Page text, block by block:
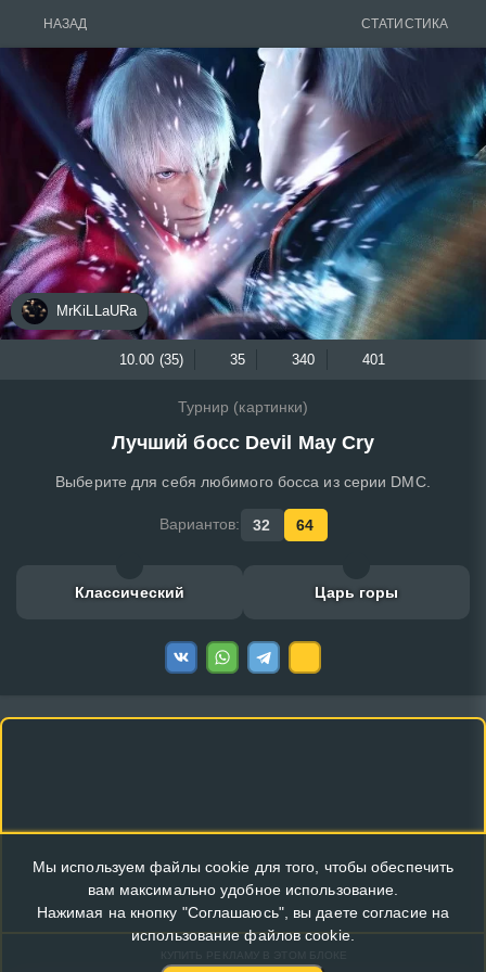
НАЗАД СТАТИСТИКА
MrKiLLaURa
10.00 (35) 35 340 401
Турнир (картинки)
Лучший босс Devil May Cry
Выберите для себя любимого босса из серии DMC.
Вариантов: 32 64
Классический Царь горы
Мы используем файлы cookie для того, чтобы обеспечить
вам максимально удобное использование.
Нажимая на кнопку "Соглашаюсь", вы даете согласие на
использование файлов cookie.